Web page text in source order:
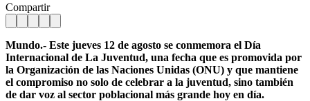
Compartir
Mundo.- Este jueves 12 de agosto se conmemora el Día
Internacional de La Juventud, una fecha que es promovida por
la Organización de las Naciones Unidas (ONU) y que mantiene
el compromiso no solo de celebrar a la juventud, sino también
de dar voz al sector poblacional más grande hoy en día.